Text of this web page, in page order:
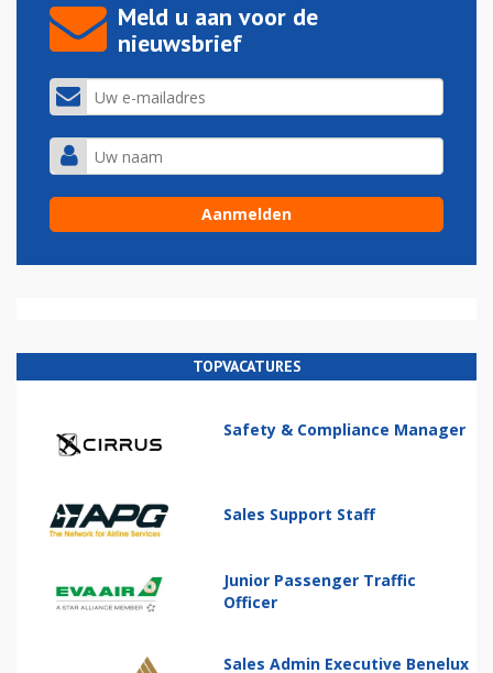
Meld u aan voor de
nieuwsbrief
TOPVACATURES
Safety & Compliance Manager
Sales Support Staff
Junior Passenger Traffic
Officer
Sales Admin Executive Benelux